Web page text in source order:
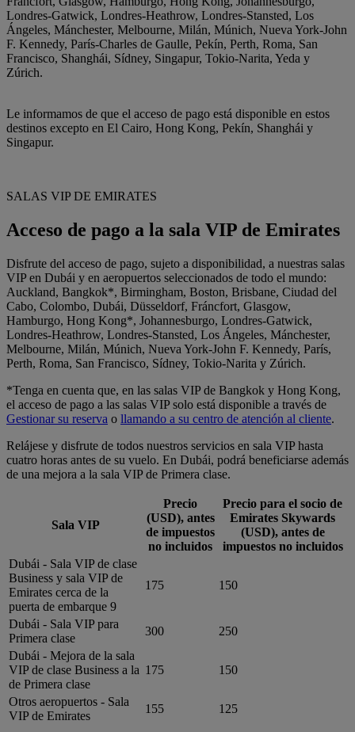
Londres-Gatwick, Londres-Heathrow, Londres-Stansted, Los
Ángeles, Mánchester, Melbourne, Milán, Múnich, Nueva York-John
F. Kennedy, París-Charles de Gaulle, Pekín, Perth, Roma, San
Francisco, Shanghái, Sídney, Singapur, Tokio-Narita, Yeda y
Zúrich.
Le informamos de que el acceso de pago está disponible en estos
destinos excepto en El Cairo, Hong Kong, Pekín, Shanghái y
Singapur.
SALAS VIP DE EMIRATES
Acceso de pago a la sala VIP de Emirates
Disfrute del acceso de pago, sujeto a disponibilidad, a nuestras salas
VIP en Dubái y en aeropuertos seleccionados de todo el mundo:
Auckland, Bangkok*, Birmingham, Boston, Brisbane, Ciudad del
Cabo, Colombo, Dubái, Düsseldorf, Fráncfort, Glasgow,
Hamburgo, Hong Kong*, Johannesburgo, Londres-Gatwick,
Londres-Heathrow, Londres-Stansted, Los Ángeles, Mánchester,
Melbourne, Milán, Múnich, Nueva York-John F. Kennedy, París,
Perth, Roma, San Francisco, Sídney, Tokio-Narita y Zúrich.
*Tenga en cuenta que, en las salas VIP de Bangkok y Hong Kong,
el acceso de pago a las salas VIP solo está disponible a través de
Gestionar su reserva o llamando a su centro de atención al cliente.
Relájese y disfrute de todos nuestros servicios en sala VIP hasta
cuatro horas antes de su vuelo. En Dubái, podrá beneficiarse además
de una mejora a la sala VIP de Primera clase.
Sala VIP
Precio
(USD), antes
de impuestos
no incluidos
Precio para el socio de
Emirates Skywards
(USD), antes de
impuestos no incluidos
Dubái - Sala VIP de clase
Business y sala VIP de
Emirates cerca de la
puerta de embarque 9
175 150
Dubái - Sala VIP para
Primera clase
300
250
Dubái - Mejora de la sala
VIP de clase Business a la
de Primera clase
175 150
Otros aeropuertos - Sala
VIP de Emirates
155 125